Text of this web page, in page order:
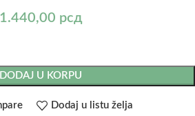
1.440,00 рсд
DODAJ U KORPU
Dodaj u listu želja